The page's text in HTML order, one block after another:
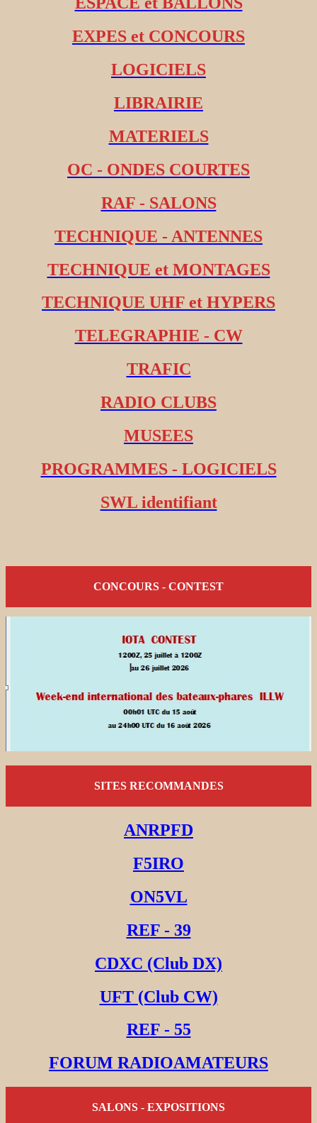
EXPES et CONCOURS
LOGICIELS
LIBRAIRIE
MATERIELS
OC - ONDES COURTES
RAF - SALONS
TECHNIQUE - ANTENNES
TECHNIQUE et MONTAGES
TECHNIQUE UHF et HYPERS
TELEGRAPHIE - CW
TRAFIC
RADIO CLUBS
MUSEES
PROGRAMMES - LOGICIELS
SWL identifiant
CONCOURS - CONTEST
SITES RECOMMANDES
ANRPFD
F5IRO
ON5VL
REF - 39
CDXC (Club DX)
UFT (Club CW)
REF - 55
FORUM RADIOAMATEURS
SALONS - EXPOSITIONS